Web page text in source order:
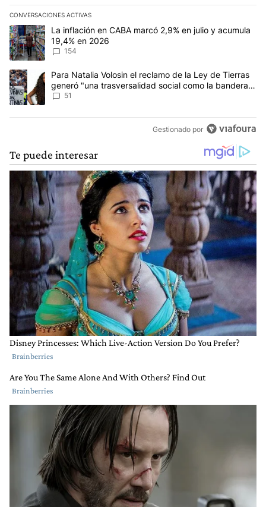
CONVERSACIONES ACTIVAS
Este listado muestra los artículos con más comentarios en los
Un artículo de tendencia con el título "La inflación en CABA
La inflación en CABA marcó 2,9% en julio y acumula
19,4% en 2026
154
Un artículo de tendencia con el título "Para Natalia Volosin el
Para Natalia Volosin el reclamo de la Ley de Tierras
generó "una trasversalidad social como la bandera
de Malvinas"
51
Gestionado por